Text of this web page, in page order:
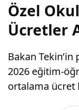
Özel
Ücretler
Bakan Tekin’in
2026 eğitim-
ortalama ücret